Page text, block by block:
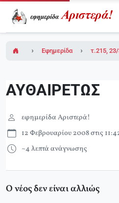
Εφημερίδα Αριστερά!τ.215, 23/
ΑΥΘΑΙΡΕΤΩΣ
εφημερίδα Αριστερά!
12 Φεβρουαρίου 2008 στις
~4 λεπτά ανάγνωσης
Ο νέος δεν είναι αλλιώς